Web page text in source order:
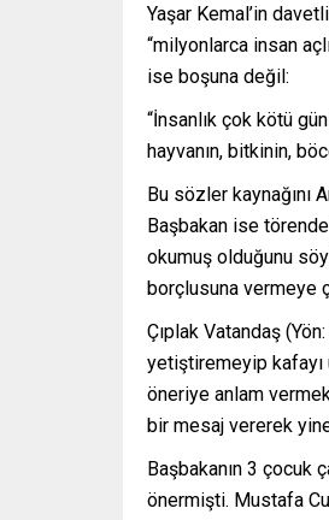
Yaşar Kemal’in
“milyonlarca insan
ise boşuna değil:
“İnsanlık çok kötü
hayvanın, bitkinin,
Bu sözler kaynağını
Başbakan ise
okumuş olduğunu
borçlusuna vermeye
Çıplak Vatandaş
yetiştiremeyip kafayı
öneriye anlam
bir mesaj vererek
Başbakanın 3 çocuk
önermişti. Mustafa